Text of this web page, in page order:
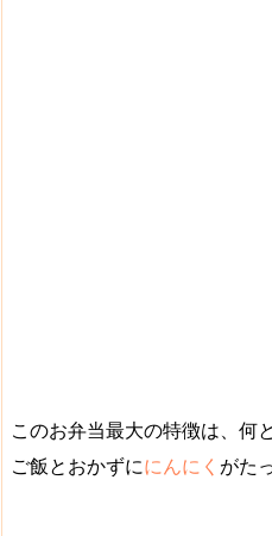
このお弁当最大の特徴は、何
ご飯とおかずににんにく がた